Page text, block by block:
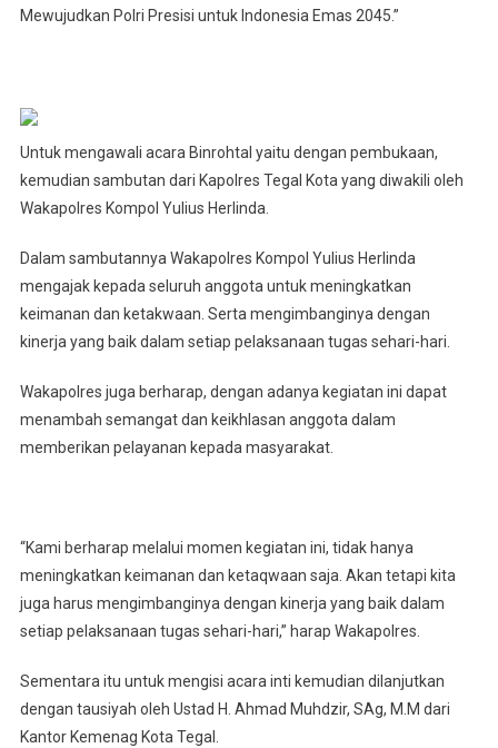
Tegal
Anak
Yatim
Mewujudkan Polri Presisi untuk Indonesia Emas 2045.”
Untuk mengawali acara Binrohtal yaitu dengan pembukaan,
kemudian sambutan dari Kapolres Tegal Kota yang diwakili oleh
Wakapolres Kompol Yulius Herlinda.
Dalam sambutannya Wakapolres Kompol Yulius Herlinda
mengajak kepada seluruh anggota untuk meningkatkan
keimanan dan ketakwaan. Serta mengimbanginya dengan
kinerja yang baik dalam setiap pelaksanaan tugas sehari-hari.
Wakapolres juga berharap, dengan adanya kegiatan ini dapat
menambah semangat dan keikhlasan anggota dalam
memberikan pelayanan kepada masyarakat.
“Kami berharap melalui momen kegiatan ini, tidak hanya
meningkatkan keimanan dan ketaqwaan saja. Akan tetapi kita
juga harus mengimbanginya dengan kinerja yang baik dalam
setiap pelaksanaan tugas sehari-hari,” harap Wakapolres.
Sementara itu untuk mengisi acara inti kemudian dilanjutkan
dengan tausiyah oleh Ustad H. Ahmad Muhdzir, SAg, M.M dari
Kantor Kemenag Kota Tegal.